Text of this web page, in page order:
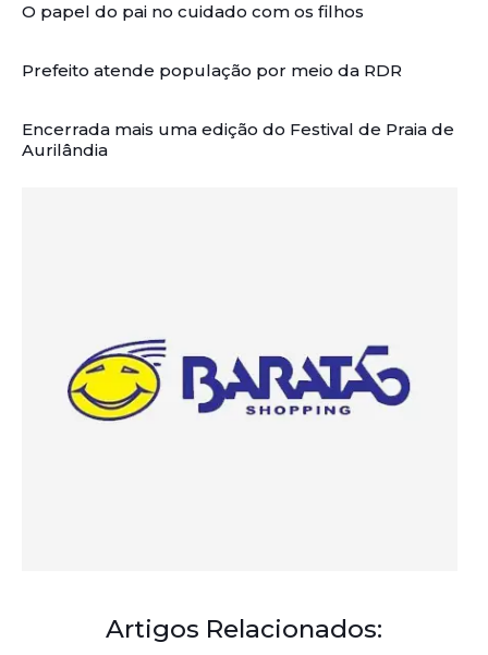
O papel do pai no cuidado com os filhos
Prefeito atende população por meio da RDR
Encerrada mais uma edição do Festival de Praia de
Aurilândia
Artigos Relacionados:
A Democracia Contemporânea